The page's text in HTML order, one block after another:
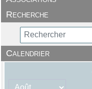
Recherche
Calendrier